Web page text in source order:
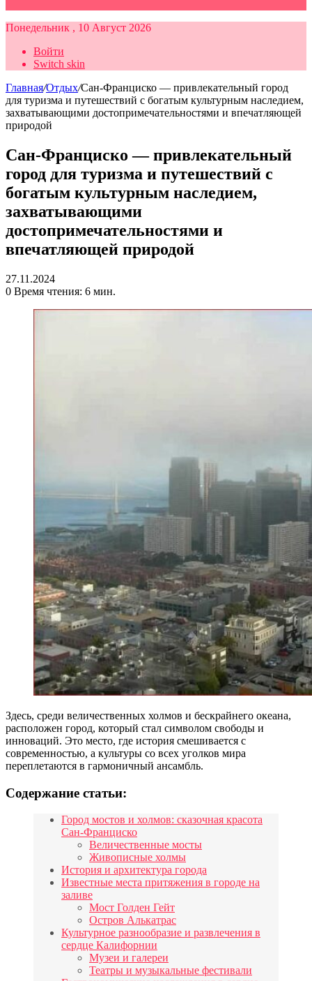
Понедельник , 10 Август 2026
Войти
Switch skin
Главная/Отдых/Сан-Франциско — привлекательный город
для туризма и путешествий с богатым культурным наследием,
захватывающими достопримечательностями и впечатляющей
природой
Сан-Франциско — привлекательный
город для туризма и путешествий с
богатым культурным наследием,
захватывающими
достопримечательностями и
впечатляющей природой
27.11.2024
0 Время чтения: 6 мин.
Здесь, среди величественных холмов и бескрайнего океана,
расположен город, который стал символом свободы и
инноваций. Это место, где история смешивается с
современностью, а культуры со всех уголков мира
переплетаются в гармоничный ансамбль.
Содержание статьи:
Город мостов и холмов: сказочная красота
Сан-Франциско
Величественные мосты
Живописные холмы
История и архитектура города
Известные места притяжения в городе на
заливе
Мост Голден Гейт
Остров Алькатрас
Культурное разнообразие и развлечения в
сердце Калифорнии
Музеи и галереи
Театры и музыкальные фестивали